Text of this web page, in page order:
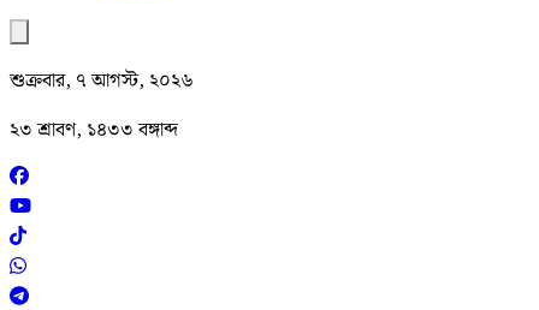
শুক্রবার, ৭ আগস্ট, ২০২৬
২৩ শ্রাবণ, ১৪৩৩ বঙ্গাব্দ